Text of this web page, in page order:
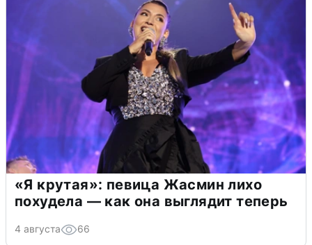
«Я крутая»: певица Жасмин лихо
похудела — как она выглядит теперь
4 августа 66